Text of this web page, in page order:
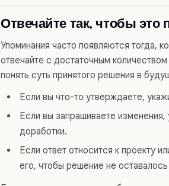
Отвечайте так, чтобы
Упоминания часто появляются тогда,
отвечайте с достаточным
понять суть принятого решения в
Если вы что-то утверждаете,
Если вы запрашиваете изменения,
доработки.
Если ответ относится к проекту
его, чтобы решение не